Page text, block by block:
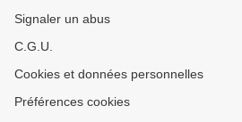
Signaler un abus
C.G.U.
Cookies et données personnelles
Préférences cookies